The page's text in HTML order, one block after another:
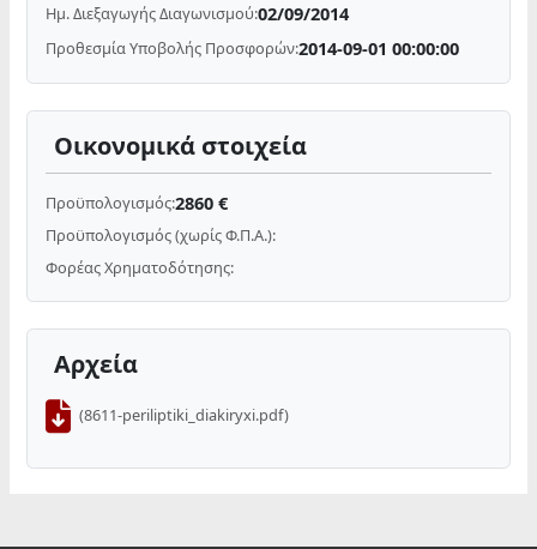
Ημ. Διεξαγωγής Διαγωνισμού:02/09/2014
Προθεσμία Υποβολής Προσφορών:2014-09-01 00:00:00
Οικονομικά στοιχεία
Προϋπολογισμός:2860 €
Προϋπολογισμός (χωρίς Φ.Π.Α.):
Φορέας Χρηματοδότησης:
Αρχεία
(8611-periliptiki_diakiryxi.pdf)